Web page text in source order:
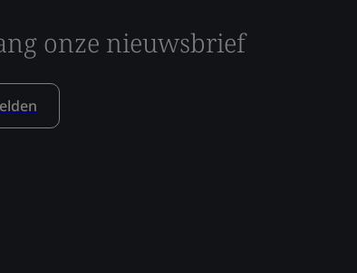
onze nieuwsbrief